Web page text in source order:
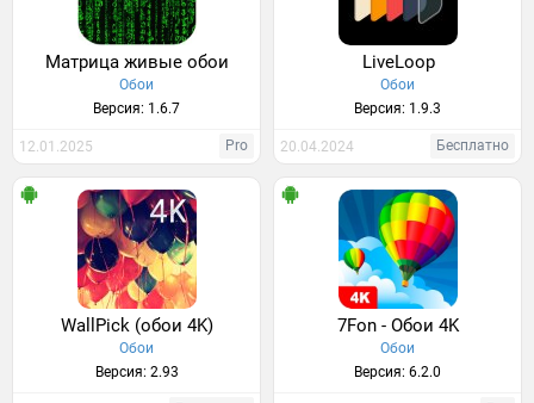
Матрица живые обои
Обои
Версия: 1.6.7
12.01.2025 Pro
LiveLoop
Обои
Версия: 1.9.3
20.04.2024 Бесплатно
WallPick (обои 4K)
Обои
Версия: 2.93
7Fon - Обои 4K
Обои
Версия: 6.2.0